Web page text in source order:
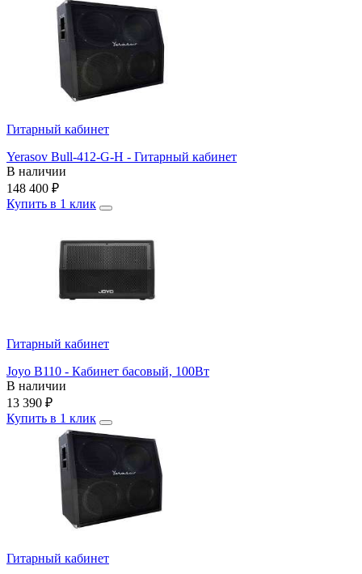
Гитарный кабинет
Yerasov Bull-412-G-H - Гитарный кабинет
В наличии
148 400 ₽
Купить в 1 клик
Гитарный кабинет
Joyo B110 - Кабинет басовый, 100Вт
В наличии
13 390 ₽
Купить в 1 клик
Гитарный кабинет